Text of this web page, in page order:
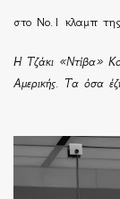
στο Νο.1 κλαμπ
Η Τζάκι «Ντίβα»
Αμερικής. Τα όσα